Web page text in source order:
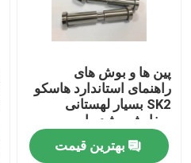
پین ها و بوش های
راهنمای استاندارد هاسکو
SK2 بسیار لهستانی
سفارشی شده است
بهترین قیمت